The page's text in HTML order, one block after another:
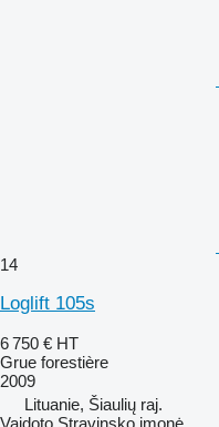
14
Loglift 105s
6 750 € HT
Grue forestière
2009
Lituanie, Šiaulių raj.
Vaidoto Stravinsko įmonė